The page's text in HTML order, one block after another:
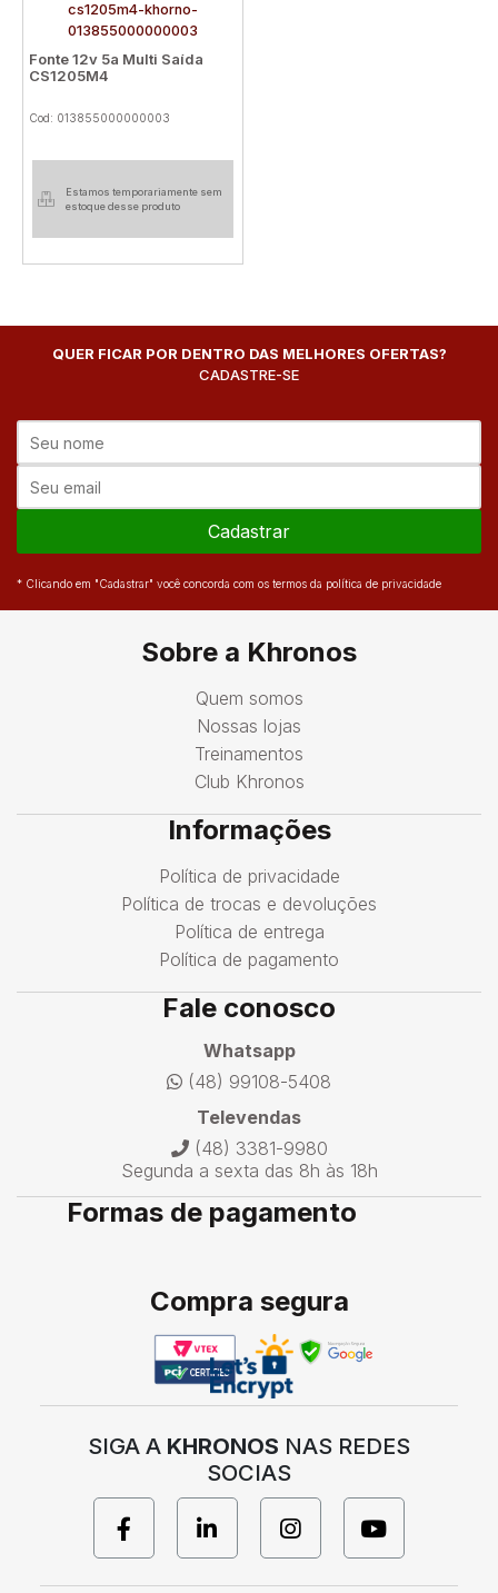
Fonte 12v 5a Multi Saída
CS1205M4
Cod: 013855000000003
Estamos temporariamente sem
estoque desse produto
QUER FICAR POR DENTRO DAS MELHORES OFERTAS?
CADASTRE-SE
Cadastrar
* Clicando em "Cadastrar" você concorda com os termos da política de privacidade
Sobre a Khronos
Quem somos
Nossas lojas
Treinamentos
Club Khronos
Informações
Política de privacidade
Política de trocas e devoluções
Política de entrega
Política de pagamento
Fale conosco
Whatsapp
(48) 99108-5408
Televendas
(48) 3381-9980
Segunda a sexta das 8h às 18h
Formas de pagamento
Compra segura
SIGA A KHRONOS NAS REDES
SOCIAS